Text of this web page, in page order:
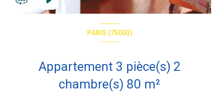
PARIS (75003)
Appartement 3 pièce(s) 2
chambre(s) 80 m²